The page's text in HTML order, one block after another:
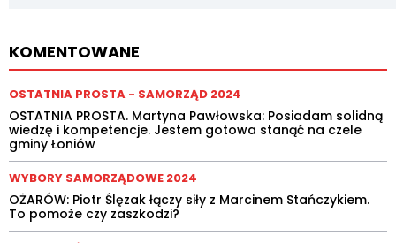
KOMENTOWANE
OSTATNIA PROSTA - SAMORZĄD 2024
OSTATNIA PROSTA. Martyna Pawłowska: Posiadam solidną
wiedzę i kompetencje. Jestem gotowa stanąć na czele
gminy Łoniów
WYBORY SAMORZĄDOWE 2024
OŻARÓW: Piotr Ślęzak łączy siły z Marcinem Stańczykiem.
To pomoże czy zaszkodzi?